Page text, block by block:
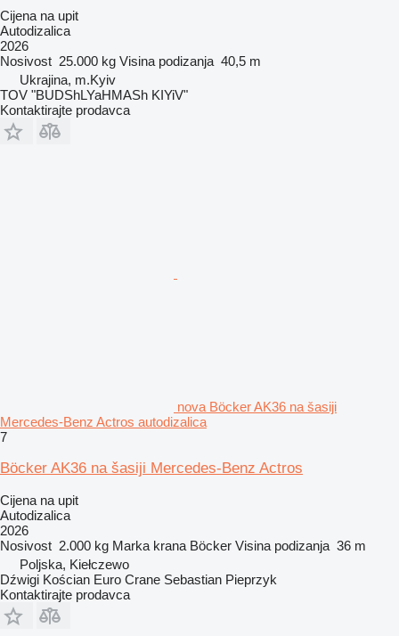
Cijena na upit
Autodizalica
2026
Nosivost 25.000 kg Visina podizanja 40,5 m
Ukrajina, m.Kyiv
TOV "BUDShLYaHMASh KIYiV"
Kontaktirajte prodavca
nova Böcker AK36 na šasiji
Mercedes-Benz Actros autodizalica
7
Böcker AK36 na šasiji Mercedes-Benz Actros
Cijena na upit
Autodizalica
2026
Nosivost 2.000 kg Marka krana Böcker Visina podizanja 36 m
Poljska, Kiełczewo
Dźwigi Kościan Euro Crane Sebastian Pieprzyk
Kontaktirajte prodavca